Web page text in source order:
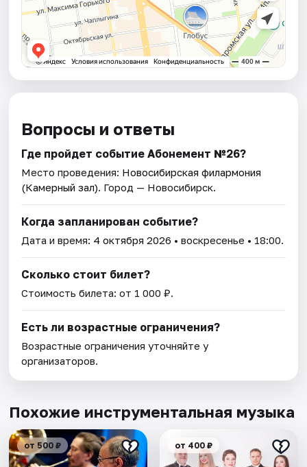
Вопросы и ответы
Где пройдет событие Абонемент №26?
Место проведения: Новосибирская филармония
(Камерный зал). Город — Новосибирск.
Когда запланирован событие?
Дата и время: 4 октября 2026 • воскресенье • 18:00.
Сколько стоит билет?
Стоимость билета: от 1 000 ₽.
Есть ли возрастные ограничения?
Возрастные ограничения уточняйте у
организаторов.
Похожие инструментальная музыка
от 500 ₽ от 400 ₽